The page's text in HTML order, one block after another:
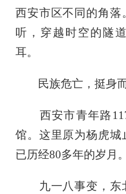
西安市区不同的角落
听，穿越时空的隧
耳。
民族危亡，挺身
西安市青年路117
馆。这里原为杨虎城
已历经80多年的岁月。
九一八事变，东